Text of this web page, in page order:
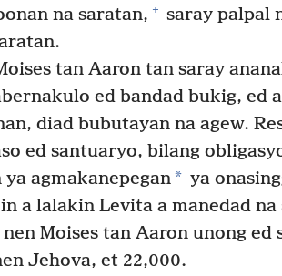
na saratan, + saray palpal
tan Aaron tan saray
ed bandad bukig, ed
diad bubutayan na agew.
ed santuaryo, bilang
agmakanepegan* ya
a lalakin Levita a manedad na
Moises tan Aaron unong ed
Jehova, et 22,000.